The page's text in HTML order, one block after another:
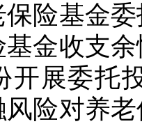
险基金
金收支
开展委托
险对养